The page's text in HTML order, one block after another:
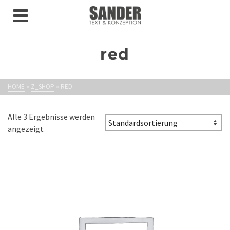
red
HOME » Z_SHOP » RED
Alle 3 Ergebnisse werden
angezeigt